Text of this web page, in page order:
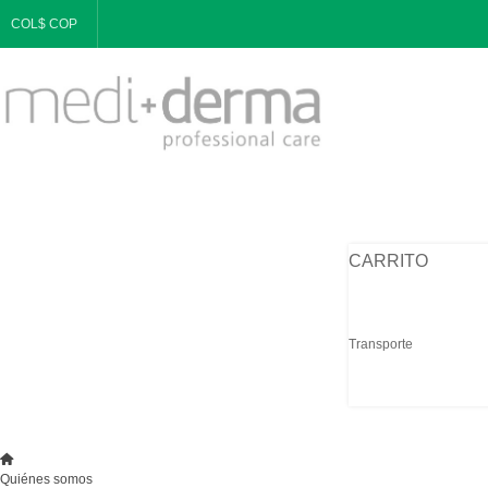
COL$ COP
CARRITO
Transporte
Quiénes somos